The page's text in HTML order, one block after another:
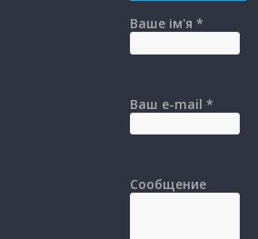
Ваше ім'я *
Ваш e-mail *
Сообщение